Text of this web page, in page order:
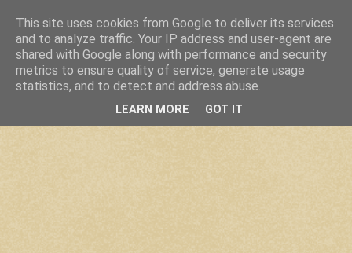
This site uses cookies from Google to deliver its services
and to analyze traffic. Your IP address and user-agent are
shared with Google along with performance and security
metrics to ensure quality of service, generate usage
statistics, and to detect and address abuse.
LEARN MORE GOT IT